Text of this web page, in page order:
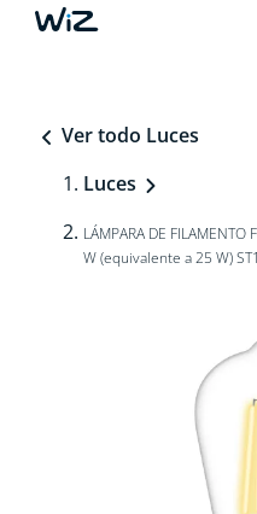
Ver todo Luces
Luces
LÁMPARA DE
W (equivalente a 25 W)